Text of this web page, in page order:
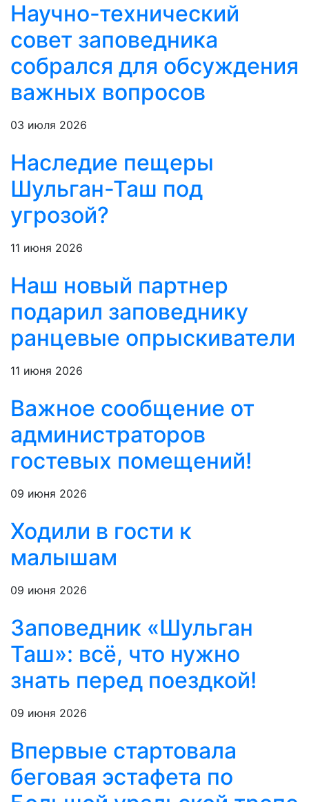
Научно-технический
совет заповедника
собрался для обсуждения
важных вопросов
03 июля 2026
Наследие пещеры
Шульган-Таш под
угрозой?
11 июня 2026
Наш новый партнер
подарил заповеднику
ранцевые опрыскиватели
11 июня 2026
Важное сообщение от
администраторов
гостевых помещений!
09 июня 2026
Ходили в гости к
малышам
09 июня 2026
Заповедник «Шульган
Таш»: всё, что нужно
знать перед поездкой!
09 июня 2026
Впервые стартовала
беговая эстафета по